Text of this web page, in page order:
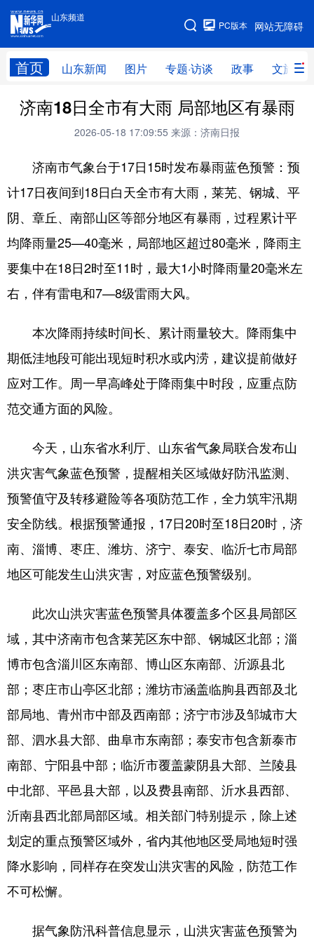
山东频道
网站无障碍
PC版本
首页 山东新闻 图片 专题·访谈 政事 文旅
手机版
网站地图
学习进行时 高层 时政 人事
财经 网评
台湾 思客智库 全球连线 教育
科技 科普 体育 文化
健康 军事 访谈 视频
图片 中央文件 金融 汽车
会展 彩票 娱乐 时尚
亚太网 上市公司
地方频道
政事 文旅 社会民生 山东产经
文娱 融媒秀 地市 科教
健康 微视齐鲁
English Español Français عربى
Русский язык 日本語 한국어
Deutsch Português
济南18日全市有大雨 局部地区有暴雨
2026-05-18 17:09:55 来源：济南日报
济南市气象台于17日15时发布暴雨蓝色预警：预
计17日夜间到18日白天全市有大雨，莱芜、钢城、平
阴、章丘、南部山区等部分地区有暴雨，过程累计平
均降雨量25—40毫米，局部地区超过80毫米，降雨主
要集中在18日2时至11时，最大1小时降雨量20毫米左
右，伴有雷电和7—8级雷雨大风。
本次降雨持续时间长、累计雨量较大。降雨集中
期低洼地段可能出现短时积水或内涝，建议提前做好
应对工作。周一早高峰处于降雨集中时段，应重点防
范交通方面的风险。
今天，山东省水利厅、山东省气象局联合发布山
洪灾害气象蓝色预警，提醒相关区域做好防汛监测、
预警值守及转移避险等各项防范工作，全力筑牢汛期
安全防线。根据预警通报，17日20时至18日20时，济
南、淄博、枣庄、潍坊、济宁、泰安、临沂七市局部
地区可能发生山洪灾害，对应蓝色预警级别。
此次山洪灾害蓝色预警具体覆盖多个区县局部区
域，其中济南市包含莱芜区东中部、钢城区北部；淄
博市包含淄川区东南部、博山区东南部、沂源县北
部；枣庄市山亭区北部；潍坊市涵盖临朐县西部及北
部局地、青州市中部及西南部；济宁市涉及邹城市大
部、泗水县大部、曲阜市东南部；泰安市包含新泰市
南部、宁阳县中部；临沂市覆盖蒙阴县大部、兰陵县
中北部、平邑县大部，以及费县南部、沂水县西部、
沂南县西北部局部区域。相关部门特别提示，除上述
划定的重点预警区域外，省内其他地区受局地短时强
降水影响，同样存在突发山洪灾害的风险，防范工作
不可松懈。
据气象防汛科普信息显示，山洪灾害蓝色预警为